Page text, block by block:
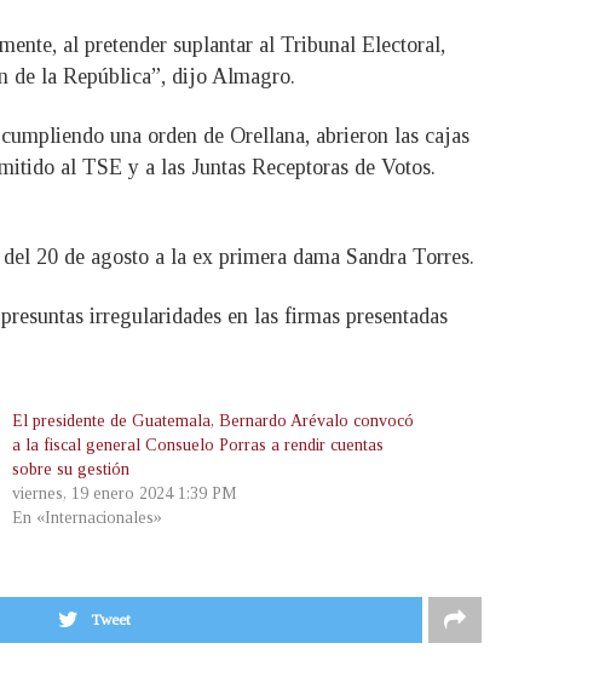
al pretender suplantar al Tribunal Electoral,
de la República”, dijo Almagro.
una orden de Orellana, abrieron las cajas
al TSE y a las Juntas Receptoras de Votos.
20 de agosto a la ex primera dama Sandra Torres.
irregularidades en las firmas presentadas
El presidente de Guatemala, Bernardo Arévalo convocó
a la fiscal general Consuelo Porras a rendir cuentas
sobre su gestión
viernes, 19 enero 2024 1:39 PM
En «Internacionales»
Tweet